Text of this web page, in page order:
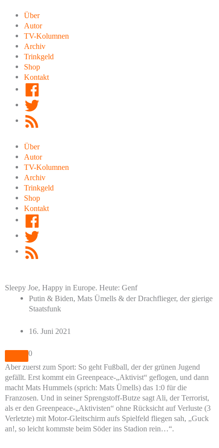
Inhalt
springen
Über
Autor
TV-Kolumnen
Archiv
Trinkgeld
Shop
Kontakt
Über
Autor
TV-Kolumnen
Archiv
Trinkgeld
Shop
Kontakt
Sleepy Joe, Happy in Europe. Heute: Genf
Putin & Biden, Mats Ümells & der Drachflieger, der gierige
Staatsfunk
16. Juni 2021
0
Aber zuerst zum Sport: So geht Fußball, der der grünen Jugend
gefällt. Erst kommt ein Greenpeace-„Aktivist“ geflogen, und dann
macht Mats Hummels (sprich: Mats Ümells) das 1:0 für die
Franzosen. Und in seiner Sprengstoff-Butze sagt Ali, der Terrorist,
als er den Greenpeace-„Aktivisten“ ohne Rücksicht auf Verluste (3
Verletzte) mit Motor-Gleitschirm aufs Spielfeld fliegen sah, „Guck
an!, so leicht kommste beim Söder ins Stadion rein…“.